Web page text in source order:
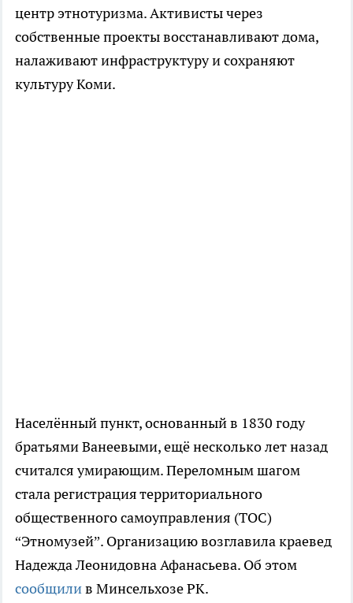
центр этнотуризма. Активисты через
собственные проекты восстанавливают дома,
налаживают инфраструктуру и сохраняют
культуру Коми.
Населённый пункт, основанный в 1830 году
братьями Ванеевыми, ещё несколько лет назад
считался умирающим. Переломным шагом
стала регистрация территориального
общественного самоуправления (ТОС)
“Этномузей”. Организацию возглавила краевед
Надежда Леонидовна Афанасьева. Об этом
сообщилив Минсельхозе РК.